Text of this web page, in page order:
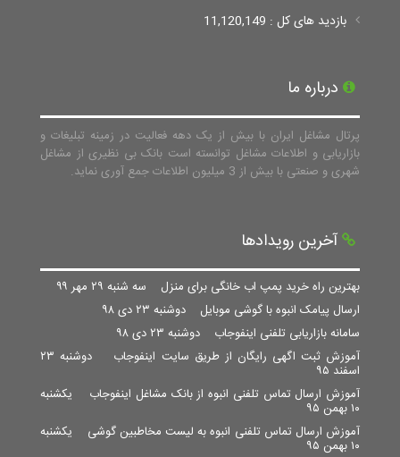
بازدید های کل : 11,120,149
درباره ما
پرتال مشاغل ایران با بیش از یک دهه فعالیت در زمینه تبلیغات و
بازاریابی و اطلاعات مشاغل توانسته است بانک بی نظیری از مشاغل
شهری و صنعتی با بیش از 3 میلیون اطلاعات جمع آوری نماید.
آخرین رویدادها
بهترین راه خرید پمپ اب خانگی برای منزل سه شنبه ۲۹ مهر ۹۹
ارسال پیامک انبوه با گوشی موبایل دوشنبه ۲۳ دی ۹۸
سامانه بازاریابی تلفنی اینفوجاب دوشنبه ۲۳ دی ۹۸
آموزش ثبت اگهی رایگان از طریق سایت اینفوجاب
دوشنبه ۲۳
اسفند ۹۵
آموزش ارسال تماس تلفنی انبوه از بانک مشاغل اینفوجاب یکشنبه
۱۰ بهمن ۹۵
آموزش ارسال تماس تلفنی انبوه به لیست مخاطبین گوشی یکشنبه
۱۰ بهمن ۹۵